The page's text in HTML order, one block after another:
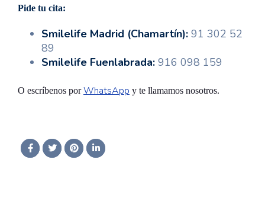
Pide tu cita:
Smilelife Madrid (Chamartín): 91 302 52
89
Smilelife Fuenlabrada: 916 098 159
O escríbenos porWhatsApp y te llamamos nosotros.